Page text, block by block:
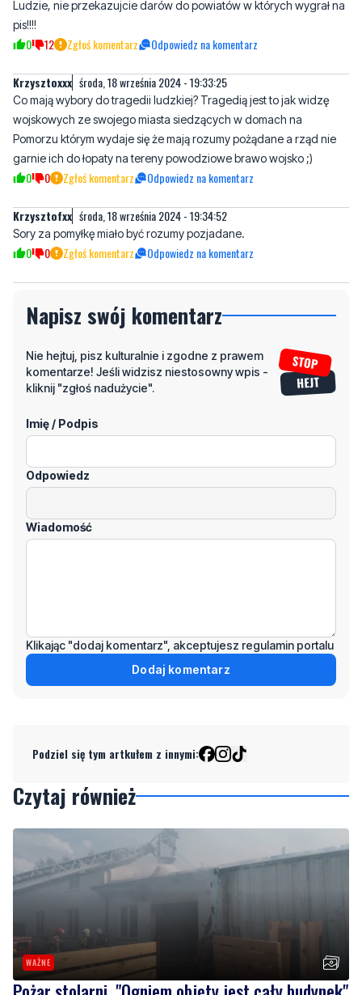
Ludzie, nie przekazujcie darów do powiatów w których wygrał na
pis!!!!
0 12 Zgłoś komentarz Odpowiedz na komentarz
Krzysztoxxx środa, 18 września 2024 - 19:33:25
Co mają wybory do tragedii ludzkiej? Tragedią jest to jak widzę
wojskowych ze swojego miasta siedzących w domach na
Pomorzu którym wydaje się że mają rozumy pożądane a rząd nie
garnie ich do łopaty na tereny powodziowe brawo wojsko ;)
0 0 Zgłoś komentarz Odpowiedz na komentarz
Krzysztofxx środa, 18 września 2024 - 19:34:52
Sory za pomyłkę miało być rozumy pozjadane.
0 0 Zgłoś komentarz Odpowiedz na komentarz
Napisz swój komentarz
Nie hejtuj, pisz kulturalnie i zgodne z prawem
komentarze! Jeśli widzisz niestosowny wpis -
kliknij "zgłoś nadużycie".
Imię / Podpis
Odpowiedz
Wiadomość
Klikając "dodaj komentarz", akceptujesz regulamin portalu
Dodaj komentarz
Podziel się tym artkułem z innymi:
Czytaj również
WAŻNE